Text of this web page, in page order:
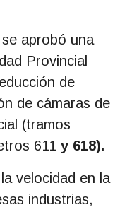
aprobó una
Provincial
de
de cámaras de
(tramos
611 y 618).
velocidad en la
industrias,